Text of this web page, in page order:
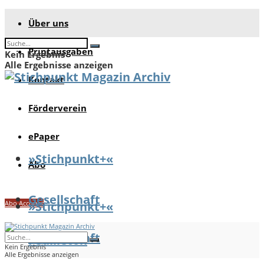
Über uns
Printausgaben
Kontakt
Förderverein
ePaper
Abo
Abo Account
Kein Ergebnis
Alle Ergebnisse anzeigen
»Stichpunkt+«
Gesellschaft
Feuilleton
»Stichpunkt+«
Gesellschaft
Kein Ergebnis
Alle Ergebnisse anzeigen